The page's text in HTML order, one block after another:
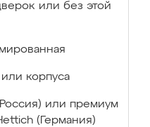
или без этой
корпуса
или премиум
(Германия)